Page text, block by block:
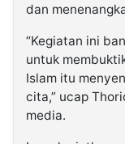
dan
“Kegiatan ini
untuk
Islam itu
cita,” ucap
media.